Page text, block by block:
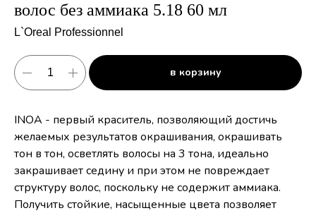
волос без аммиака 5.18 60 мл
L`Oreal Professionnel
в корзину
INOA - первый краситель, позволяющий достичь
желаемых результатов окрашивания, окрашивать
тон в тон, осветлять волосы на 3 тона, идеально
закрашивает седину и при этом не повреждает
структуру волос, поскольку не содержит аммиака.
Получить стойкие, насыщенные цвета позволяет